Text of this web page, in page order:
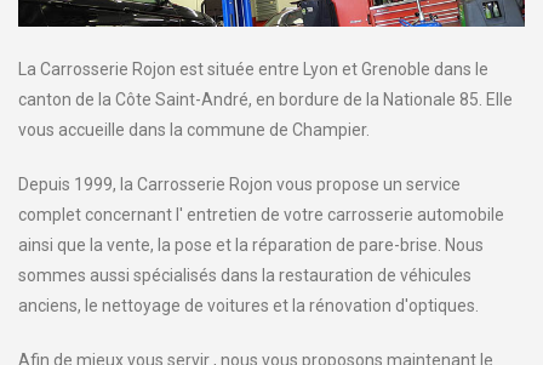
La Carrosserie Rojon est située entre Lyon et Grenoble dans le
canton de la Côte Saint-André, en bordure de la Nationale 85. Elle
vous accueille dans la commune de Champier.
Depuis 1999, la Carrosserie Rojon vous propose un service
complet concernant l' entretien de votre carrosserie automobile
ainsi que la vente, la pose et la réparation de pare-brise. Nous
sommes aussi spécialisés dans la restauration de véhicules
anciens, le nettoyage de voitures et la rénovation d'optiques.
Afin de mieux vous servir , nous vous proposons maintenant le